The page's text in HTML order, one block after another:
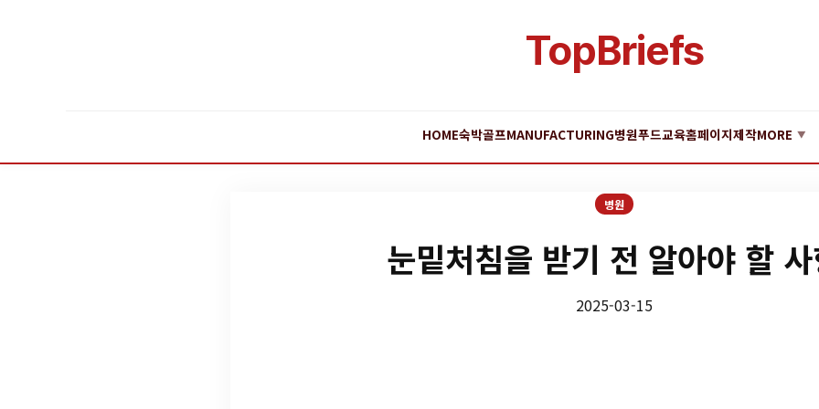
TopBriefs
HOME숙박골프MANUFACTURING병원푸드교육홈페이지제작MORE ▼
병원
눈밑처침을 받기 전 알아야 할
2025-03-15